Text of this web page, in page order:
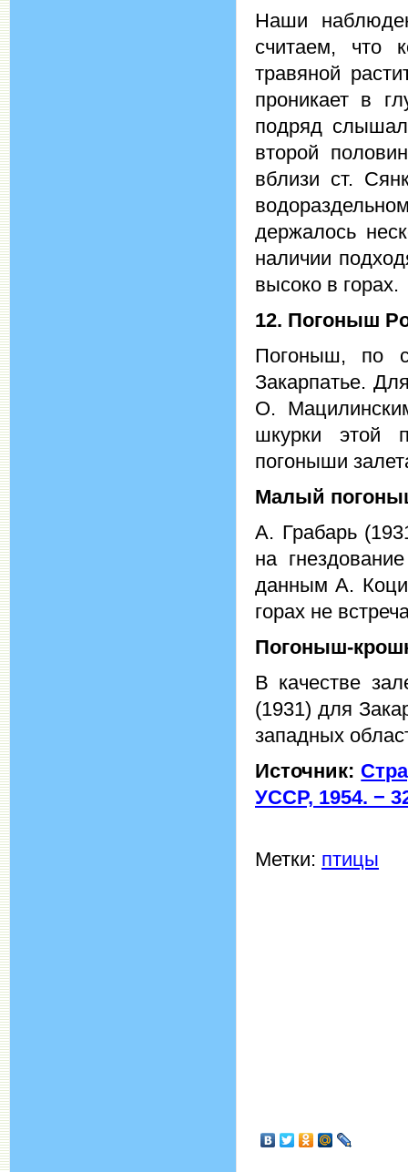
Наши
считаем, что
травяной
проникает в
подряд
второй
вблизи ст.
держалось
наличии
высоко в горах.
12. Погоныш
Погоныш, по
Закарпатье.
О.
шкурки этой
погоныши
Малый
А. Грабарь
на
данным А.
горах не
Погоныш-
В качестве
(1931) для
западных
Источник:
УССР, 1954. −
Метки: птицы